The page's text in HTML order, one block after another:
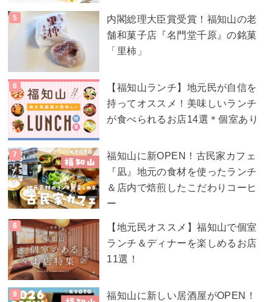
内閣総理大臣賞受賞！福知山の老
舗和菓子店『名門堂千原』の銘菓
「里柿」
【福知山ランチ】地元民が自信を
持ってオススメ！美味しいランチ
が食べられるお店14選＊個室あり
福知山に新OPEN！古民家カフェ
『凪』地元の食材を使ったランチ
＆店内で焙煎したこだわりコーヒ
ー
【地元民オススメ】福知山で個室
ランチ＆ディナーを楽しめるお店
11選！
福知山に新しい居酒屋がOPEN！